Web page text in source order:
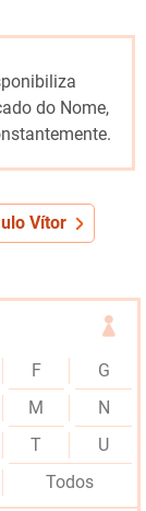
do Nome,
Vítor
F
G
M
N
T
U
Todos